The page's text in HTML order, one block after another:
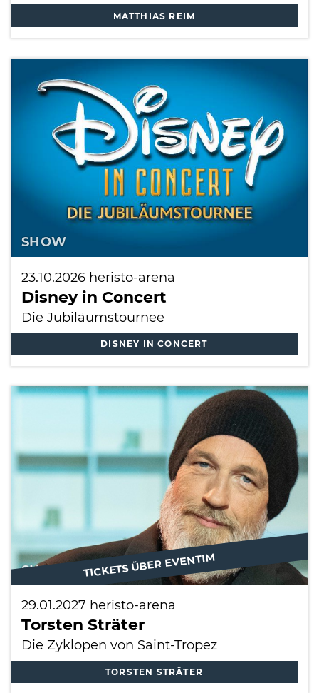
MATTHIAS REIM
SHOW
23.10.2026 heristo-arena
Disney in Concert
Die Jubiläumstournee
DISNEY IN CONCERT
SHOW TICKETS ÜBER EVENTIM
29.01.2027 heristo-arena
Torsten Sträter
Die Zyklopen von Saint-Tropez
TORSTEN STRÄTER